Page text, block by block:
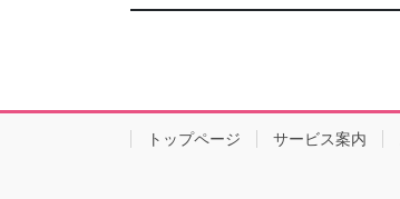
トップページ サービス案内